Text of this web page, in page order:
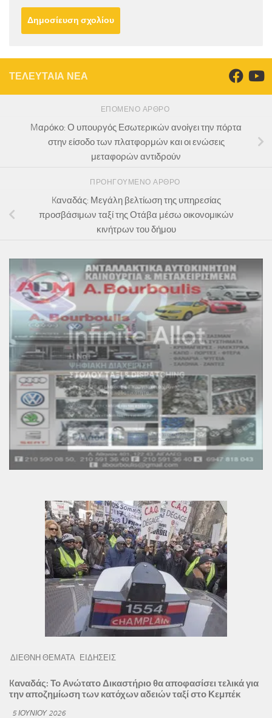
ΤΕΛΕΥΤΑΙΑ ΝΕΑ
ΕΠΌΜΕΝΟ ΆΡΘΡΟ
Mαρόκο: Ο υπουργός Εσωτερικών ανοίγει την πόρτα
στην είσοδο των πλατφορμών και οι ενώσεις
μεταφορών αντιδρούν
ΠΡΟΗΓΟΎΜΕΝΟ ΆΡΘΡΟ
Kαναδάς: Μεγάλη βελτίωση της υπηρεσίας
προσβάσιμων ταξί της Οτάβα μέσω οικονομικών
κινήτρων του δήμου
ΔΙΕΘΝΗ ΘΕΜΑΤΑ ΕΙΔΗΣΕΙΣ
Kαναδάς: Το Ανώτατο Δικαστήριο θα αποφασίσει τελικά για
την αποζημίωση των κατόχων αδειών ταξί στο Κεμπέκ
5 ΙΟΥΝΊΟΥ 2026